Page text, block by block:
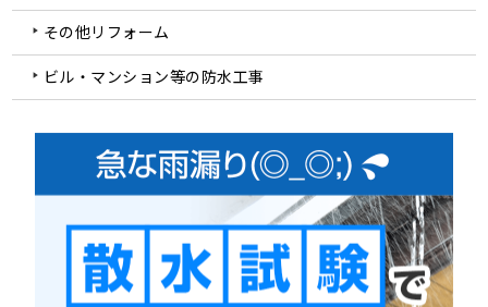
その他リフォーム
ビル・マンション等の防水工事